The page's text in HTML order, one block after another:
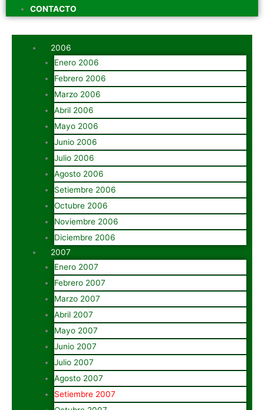
CONTACTO
2006
Enero 2006
Febrero 2006
Marzo 2006
Abril 2006
Mayo 2006
Junio 2006
Julio 2006
Agosto 2006
Setiembre 2006
Octubre 2006
Noviembre 2006
Diciembre 2006
2007
Enero 2007
Febrero 2007
Marzo 2007
Abril 2007
Mayo 2007
Junio 2007
Julio 2007
Agosto 2007
Setiembre 2007